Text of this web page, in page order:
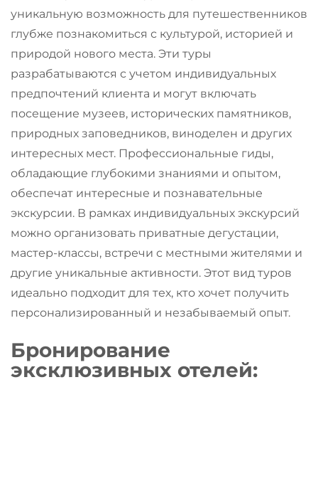
уникальную возможность для путешественников
глубже познакомиться с культурой, историей и
природой нового места. Эти туры
разрабатываются с учетом индивидуальных
предпочтений клиента и могут включать
посещение музеев, исторических памятников,
природных заповедников, виноделен и других
интересных мест. Профессиональные гиды,
обладающие глубокими знаниями и опытом,
обеспечат интересные и познавательные
экскурсии. В рамках индивидуальных экскурсий
можно организовать приватные дегустации,
мастер-классы, встречи с местными жителями и
другие уникальные активности. Этот вид туров
идеально подходит для тех, кто хочет получить
персонализированный и незабываемый опыт.
Бронирование
эксклюзивных отелей: